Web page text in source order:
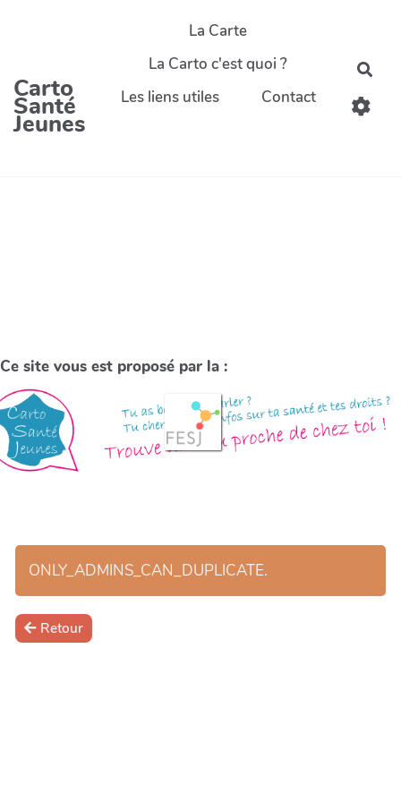
Carto
Santé
Jeunes
La Carte
La Carto c'est quoi ?
Les liens utiles
Contact
Ce site vous est proposé par la :
ONLY_ADMINS_CAN_DUPLICATE.
Retour